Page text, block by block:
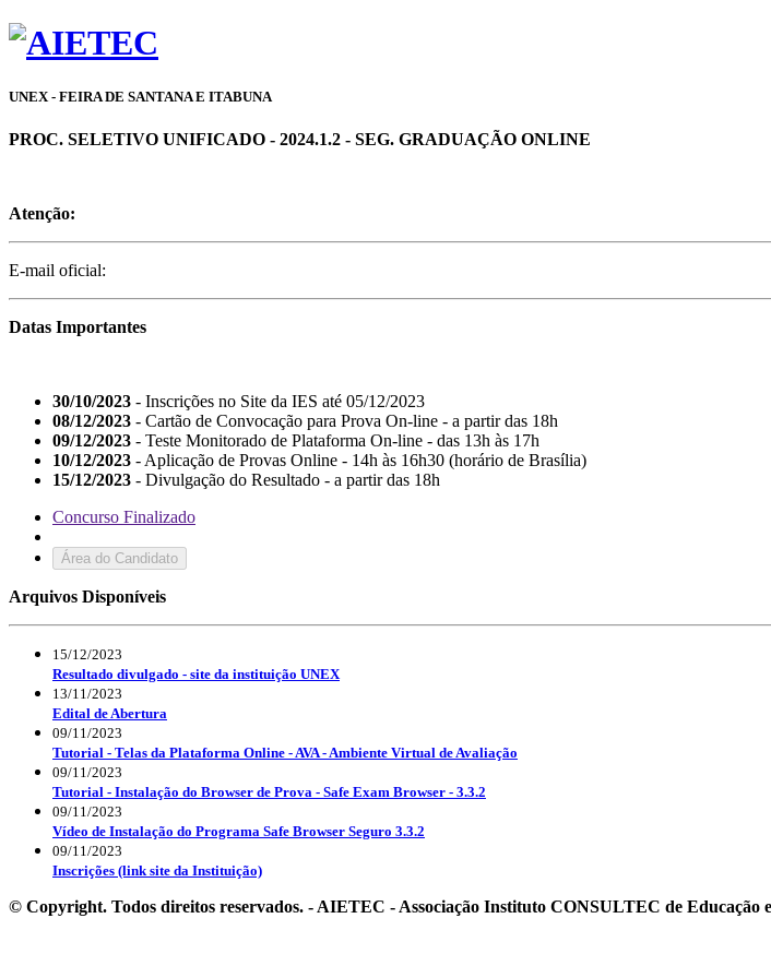
UNEX - FEIRA DE SANTANA E ITABUNA
PROC. SELETIVO UNIFICADO - 2024.1.2 - SEG. GRADUAÇÃO ONLINE
Atenção:
E-mail oficial:
Datas Importantes
30/10/2023 - Inscrições no Site da IES até 05/12/2023
08/12/2023 - Cartão de Convocação para Prova On-line - a partir das 18h
09/12/2023 - Teste Monitorado de Plataforma On-line - das 13h às 17h
10/12/2023 - Aplicação de Provas Online - 14h às 16h30 (horário de Brasília)
15/12/2023 - Divulgação do Resultado - a partir das 18h
Concurso Finalizado
Área do Candidato
Arquivos Disponíveis
15/12/2023
Resultado divulgado - site da instituição UNEX
13/11/2023
Edital de Abertura
09/11/2023
Tutorial - Telas da Plataforma Online - AVA - Ambiente Virtual de Avaliação
09/11/2023
Tutorial - Instalação do Browser de Prova - Safe Exam Browser - 3.3.2
09/11/2023
Vídeo de Instalação do Programa Safe Browser Seguro 3.3.2
09/11/2023
Inscrições (link site da Instituição)
© Copyright. Todos direitos reservados. - AIETEC - Associação Instituto CONSULTEC de Educação e